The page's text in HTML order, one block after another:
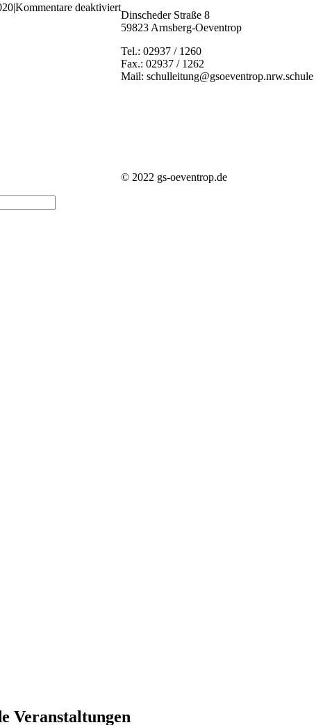
|Kommentare deaktiviertfür
2d79540f-
9c33-
4619-
9cc6-
9bb59408395c
Veranstaltungen
Dinscheder Straße 8
59823 Arnsberg-Oeventrop
Tel.: 02937 / 1260
Fax.: 02937 / 1262
Mail: schulleitung@gsoeventrop.nrw.schule
© 2022 gs-oeventrop.de